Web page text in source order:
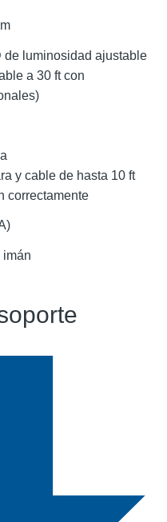
de luminosidad ajustable
a 30 ft con
y cable de hasta 10 ft
correctamente
imán